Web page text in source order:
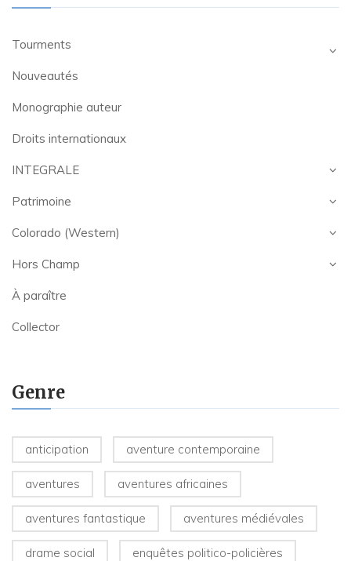
Tourments
Nouveautés
Monographie auteur
Droits internationaux
INTEGRALE
Patrimoine
Colorado (Western)
Hors Champ
À paraître
Collector
Genre
anticipation aventure contemporaine
aventures aventures africaines
aventures fantastique aventures médiévales
drame social enquêtes politico-policières